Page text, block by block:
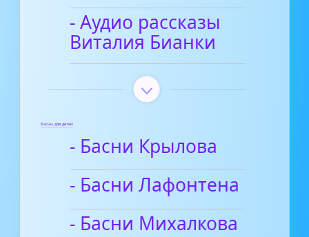
- Аудио рассказы
Виталия Бианки
Басни для детей
- Басни Крылова
- Басни Лафонтена
- Басни Михалкова